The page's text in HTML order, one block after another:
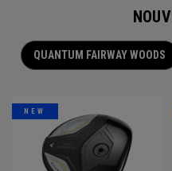
QUANTUM FAIRWAY WOODS
NEW